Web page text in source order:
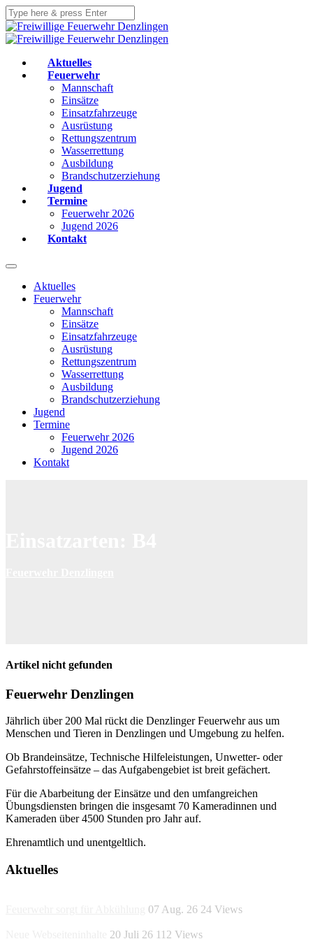
Aktuelles
Feuerwehr
Mannschaft
Einsätze
Einsatzfahrzeuge
Ausrüstung
Rettungszentrum
Wasserrettung
Ausbildung
Brandschutzerziehung
Jugend
Termine
Feuerwehr 2026
Jugend 2026
Kontakt
Aktuelles
Feuerwehr
Mannschaft
Einsätze
Einsatzfahrzeuge
Ausrüstung
Rettungszentrum
Wasserrettung
Ausbildung
Brandschutzerziehung
Jugend
Termine
Feuerwehr 2026
Jugend 2026
Kontakt
Artikel nicht gefunden
Feuerwehr Denzlingen
Jährlich über 200 Mal rückt die Denzlinger Feuerwehr aus um
Menschen und Tieren in Denzlingen und Umgebung zu helfen.
Ob Brandeinsätze, Technische Hilfeleistungen, Unwetter- oder
Gefahrstoffeinsätze – das Aufgabengebiet ist breit gefächert.
Für die Abarbeitung der Einsätze und den umfangreichen
Übungsdiensten bringen die insgesamt 70 Kameradinnen und
Kameraden über 4500 Stunden pro Jahr auf.
Ehrenamtlich und unentgeltlich.
Aktuelles
07 Aug. 26 24 Views
20 Juli 26 112 Views